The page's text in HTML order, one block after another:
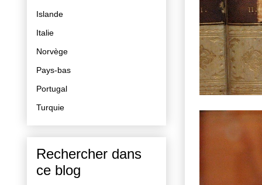
Islande
Italie
Norvège
Pays-bas
Portugal
Turquie
Rechercher dans
ce blog